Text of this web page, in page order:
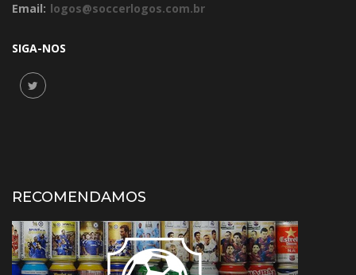
Email: logos@soccerlogos.com.br
SIGA-NOS
RECOMENDAMOS